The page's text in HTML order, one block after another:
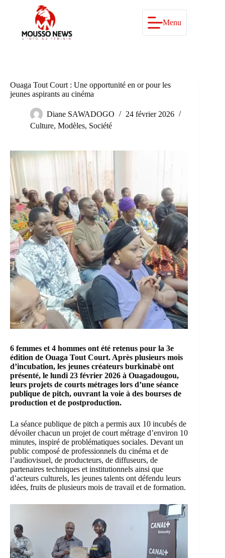
Menu
Ouaga Tout Court : Une opportunité en or pour les
jeunes aspirants au cinéma
Diane SAWADOGO
24 février 2026
Culture, Modèles, Société
6 femmes et 4 hommes ont été retenus pour la 3e
édition de Ouaga Tout Court. Après plusieurs mois
d’incubation, les jeunes créateurs burkinabè ont
présenté, le lundi 23 février 2026 à Ouagadougou,
leurs projets de courts métrages lors d’une séance
publique de pitch, ouvrant la voie à des bourses de
production et de postproduction.
La séance publique de pitch a permis aux 10 incubés de
dévoiler chacun un projet de court métrage d’environ 10
minutes, inspiré de problématiques sociales. Devant un
public composé de professionnels du cinéma et de
l’audiovisuel, de producteurs, de diffuseurs, de
partenaires techniques et institutionnels ainsi que
d’acteurs culturels, les jeunes talents ont défendu leurs
idées, fruits de plusieurs mois de travail et de formation.